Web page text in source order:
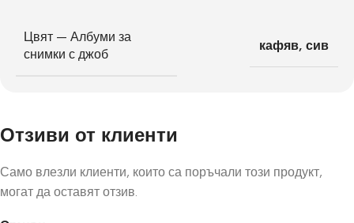
Цвят — Албуми за
снимки с джоб
кафяв, сив
Отзиви от клиенти
Само влезли клиенти, които са поръчали този продукт,
могат да оставят отзив.